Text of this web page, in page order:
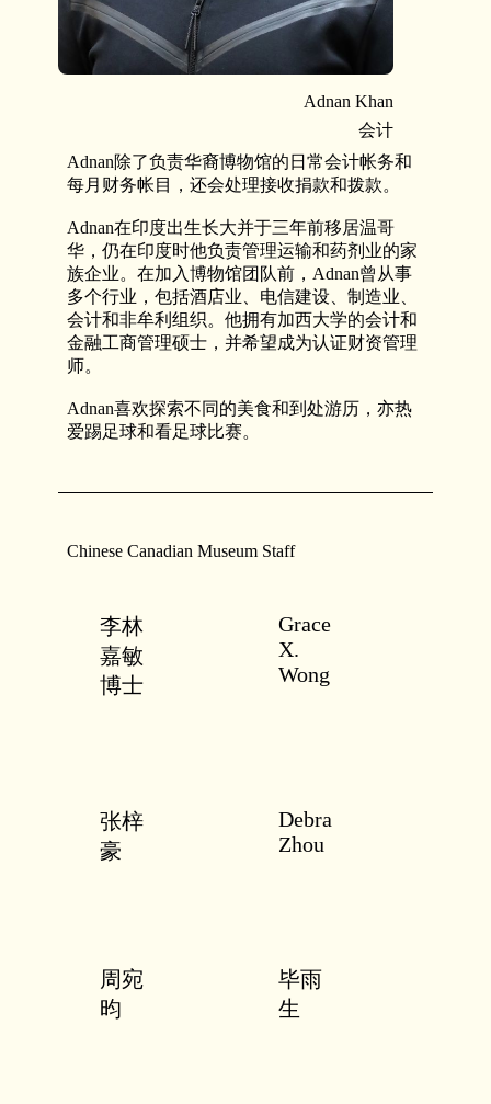
Adnan Khan
会计
Adnan除了负责华裔博物馆的日常会计帐务和
每月财务帐目，还会处理接收捐款和拨款。
Adnan在印度出生长大并于三年前移居温哥
华，仍在印度时他负责管理运输和药剂业的家
族企业。在加入博物馆团队前，Adnan曾从事
多个行业，包括酒店业、电信建设、制造业、
会计和非牟利组织。他拥有加西大学的会计和
金融工商管理硕士，并希望成为认证财资管理
师。
Adnan喜欢探索不同的美食和到处游历，亦热
爱踢足球和看足球比赛。
Chinese Canadian Museum Staff
李林
嘉敏
博士
Grace
X.
Wong
张梓
豪
Debra
Zhou
周宛
昀
毕雨
生